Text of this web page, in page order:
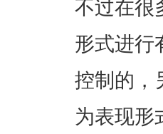
不过在很
形式进行
控制的，
为表现形